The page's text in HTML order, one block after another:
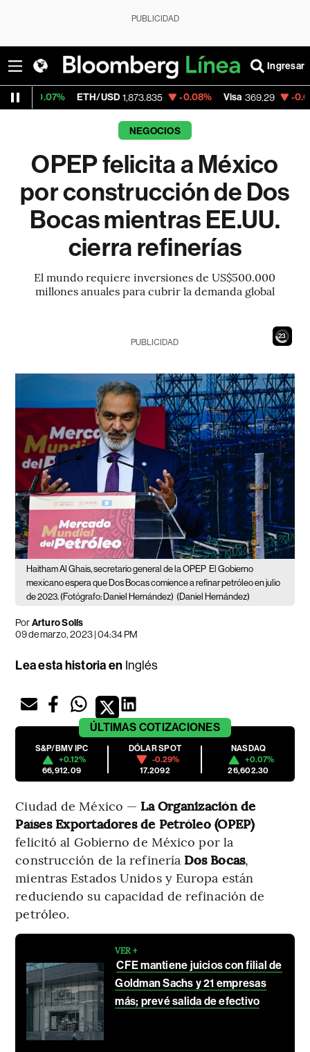
PUBLICIDAD
Ingresar
ETH/USD 1,873.835 -0.08% Visa 369.29 -0.08%
NEGOCIOS
OPEP felicita a México
por construcción de Dos
Bocas mientras EE.UU.
cierra refinerías
El mundo requiere inversiones de US$500.000
millones anuales para cubrir la demanda global
21
PUBLICIDAD
Haitham Al Ghais, secretario general de la OPEP El Gobierno
mexicano espera que Dos Bocas comience a refinar petróleo en julio
de 2023. (Fotógrafo: Daniel Hernández) (Daniel Hernández)
PorArturo Solís
09 de marzo, 2023 | 04:34 PM
Lea esta historia en Inglés
ÚLTIMAS COTIZACIONES
S&P/BMV IPC
+0.12%
66,912.09
DÓLAR SPOT
-0.29%
17.2092
NASDAQ
+0.07%
26,602.30
Ciudad de México — La Organización de
Países Exportadores de Petróleo (OPEP)
felicitó al Gobierno de México por la
construcción de la refinería Dos Bocas,
mientras Estados Unidos y Europa están
reduciendo su capacidad de refinación de
petróleo.
VER +
CFE mantiene juicios con filial de
Goldman Sachs y 21 empresas
más; prevé salida de efectivo